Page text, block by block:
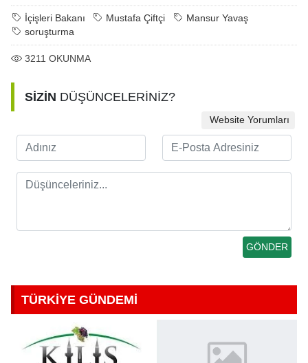
İçişleri Bakanı Mustafa Çiftçi
Mansur Yavaş
soruşturma
3211 OKUNMA
SİZİN DÜŞÜNCELERİNİZ?
Website Yorumları
TÜRKİYE GÜNDEMİ